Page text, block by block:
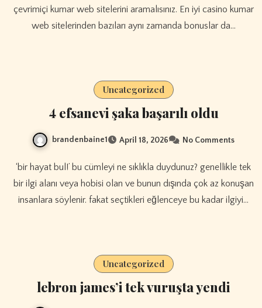
çevrimiçi kumar web sitelerini aramalısınız. En iyi casino kumar
web sitelerinden bazıları aynı zamanda bonuslar da…
Uncategorized
4 efsanevi şaka başarılı oldu
brandenbaine1 April 18, 2026 No Comments
‘bir hayat bul!’ bu cümleyi ne sıklıkla duydunuz? genellikle tek
bir ilgi alanı veya hobisi olan ve bunun dışında çok az konuşan
insanlara söylenir. fakat seçtikleri eğlenceye bu kadar ilgiyi…
Uncategorized
lebron james’i tek vuruşta yendi